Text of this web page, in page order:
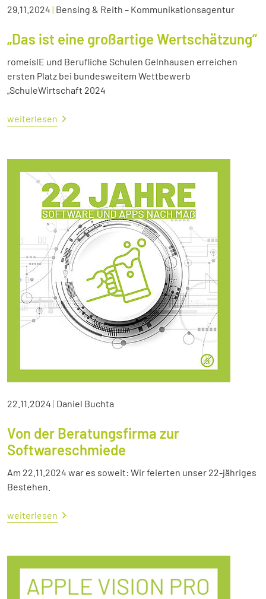
29.11.2024 | Bensing & Reith – Kommunikationsagentur
„Das ist eine großartige Wertschätzung“
romeisIE und Berufliche Schulen Gelnhausen erreichen
ersten Platz bei bundesweitem Wettbewerb
„SchuleWirtschaft 2024
weiterlesen
22.11.2024 | Daniel Buchta
Von der Beratungsfirma zur
Softwareschmiede
Am 22.11.2024 war es soweit: Wir feierten unser 22-jähriges
Bestehen.
weiterlesen